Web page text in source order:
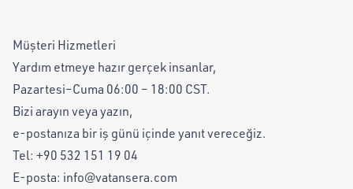
Müşteri Hizmetleri
Yardım etmeye hazır gerçek insanlar,
Pazartesi–Cuma 06:00 – 18:00 CST.
Bizi arayın veya yazın,
e-postanıza bir iş günü içinde yanıt vereceğiz.
Tel: +90 532 151 19 04
E-posta: info@vatansera.com